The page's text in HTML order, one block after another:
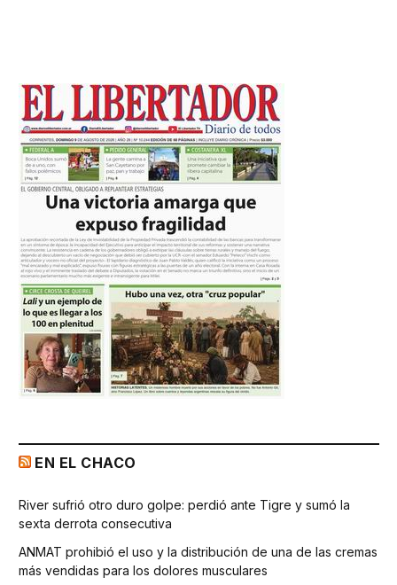
EN EL CHACO
River sufrió otro duro golpe: perdió ante Tigre y sumó la
sexta derrota consecutiva
ANMAT prohibió el uso y la distribución de una de las cremas
más vendidas para los dolores musculares